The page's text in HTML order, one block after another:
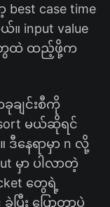
case time
။ input value
တွေထဲ ထည့်ဖို့က
ချင်းစီကို
sort မယ်ဆိုရင်
ဒီနေရာမှာ n လို့
မှာ ပါလာတဲ့
တွေရဲ့
ြီး ပြောတာပဲ​